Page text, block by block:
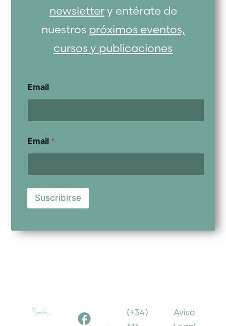
newslettery entérate de
nuestros próximos eventos,
cursos y publicaciones
Email
Email *
Suscribirse
(+34)
Aviso